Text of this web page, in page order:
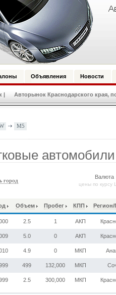
Объявления Новости
| Авторынок Краснодарского края,
M5
город
цены по
Объем Пробег КПП
2.5 1 АКП
5.0 0 АКП
4.9 0 МКП
499 132,000 МКП
2.5 300,000 МКП